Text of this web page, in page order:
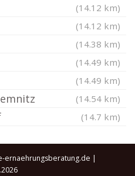
(14.12 km)
(14.12 km)
(14.38 km)
(14.49 km)
(14.49 km)
(14.54 km)
(14.7 km)
ernaehrungsberatung.de |